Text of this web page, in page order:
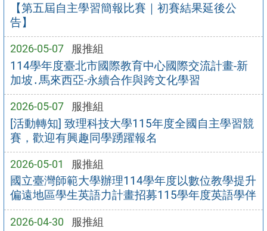
【第五屆自主學習簡報比賽｜初賽結果延後公
告】
2026-05-07 服推組
114學年度臺北市國際教育中心國際交流計畫-新
加坡․馬來西亞-永續合作與跨文化學習
2026-05-07 服推組
[活動轉知] 致理科技大學115年度全國自主學習競
賽，歡迎有興趣同學踴躍報名
2026-05-01 服推組
國立臺灣師範大學辦理114學年度以數位教學提升
偏遠地區學生英語力計畫招募115學年度英語學伴
2026-04-30 服推組